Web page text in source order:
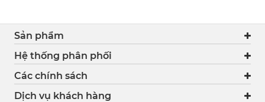
Sản phẩm
Hệ thống phân phối
Các chính sách
Dịch vụ khách hàng